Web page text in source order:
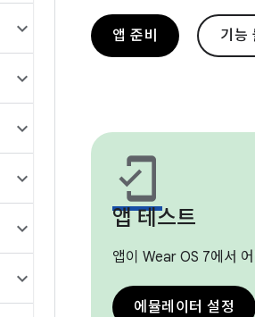
앱 준비 기능
mobile_friendly
앱 테스트
앱이 Wear OS 7에서
에뮬레이터 설정